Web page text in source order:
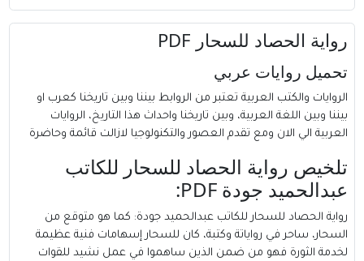
رواية الحصاد للسحار PDF
تحميل روايات عربي
الروايات والكتب العربية تعتبر من الروابط بيننا وبين تاريخنا كعرب او
بيننا وبين اللغة العربية، وبين تاريخنا واحداث هذا التاريخ، الروايات
العربية الي الان ومع تقدم العصور والتكنولوجيا لازالت قائمة وحاضرة
تلخيص رواية الحصاد للسحار للكاتب
عبدالحميد جودة PDF:
رواية الحصاد للسحار للكاتب عبدالحميد جودة: كما هو متوقع من
السحار، ساحر في رواياتة وكتبة، كان للسحار إسهامات فنية عظيمة
لخدمة الثورة فهو من ضمن الذين ساهموا في عمل نشيد للقوات